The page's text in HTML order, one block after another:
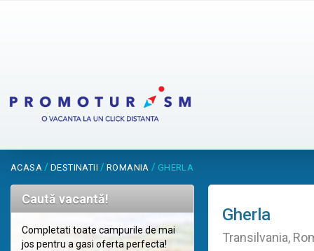
ACASA / DESTINATII / ROMANIA / GHERLA
Caută vacantă!
Completati toate campurile de mai
jos pentru a gasi oferta perfecta!
Gherla
Transilvania,